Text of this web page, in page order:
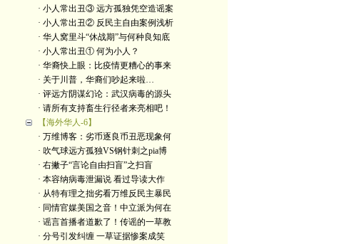
· 小人常出丑③ 远方孤独凭空造谣案
· 小人常出丑② 反民主自由案例浅析
· 华人窝里斗“休战期”与何种良知底
· 小人常出丑① 何为小人？
· 华裔快上眼：比疫情更糟心的事来
· 关于川普，华裔们吵起来啦…
· 评远方阴谋幻论：武汉病毒的源头
· 请所有支持畜生行径者来亮相吧！
【海外华人-6】
· 万维博客：劣币逐良币丑恶现象何
· 吹气球远方孤独VS钢针刺之pia博
· 右撇子“言论自由扫盲”之扫盲
· 本容纳病毒泄漏说 看过导读大作
· 从特有理之拙劣看万维反民主暴民
· 同情官媒美国之音！中立派为何在
· 谣言首播者道歉了！传谣的一草教
· 分号引发纠缠 一草证据惨案成笑